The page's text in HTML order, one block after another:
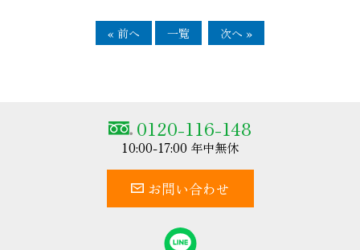
« 前へ 一覧 次へ »
0120-116-148
10:00-17:00 年中無休
お問い合わせ